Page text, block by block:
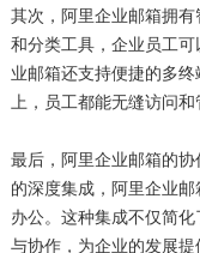
其次，阿里企业邮箱拥
和分类工具，企业员工
业邮箱还支持便捷的多
上，员工都能无缝访问
最后，阿里企业邮箱的
的深度集成，阿里企业
办公。这种集成不仅简
与协作，为企业的发展提